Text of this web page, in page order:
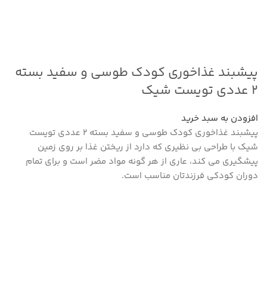
پیشبند غذاخوری کودک طوسی و سفید بسته
۲ عددی تویست شیک
افزودن به سبد خرید
پیشبند غذاخوری کودک طوسی و سفید بسته ۲ عددی تویست
شیک با طراحی بی نظیری که دارد از ریختن غذا بر روی زمین
پیشگیری می کند، عاری از هر گونه مواد مضر است و برای تمام
دوران کودکی فرزندتان مناسب است.